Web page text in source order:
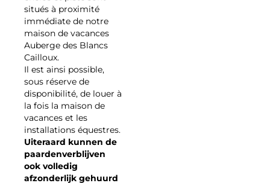
situés à proximité
immédiate de notre
maison de vacances
Auberge des Blancs
Cailloux.
Il est ainsi possible,
sous réserve de
disponibilité, de louer à
la fois la maison de
vacances et les
installations équestres.
Uiteraard kunnen de
paardenverblijven
ook volledig
afzonderlijk gehuurd